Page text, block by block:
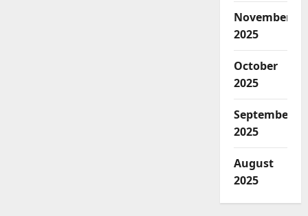
November
2025
October
2025
September
2025
August
2025